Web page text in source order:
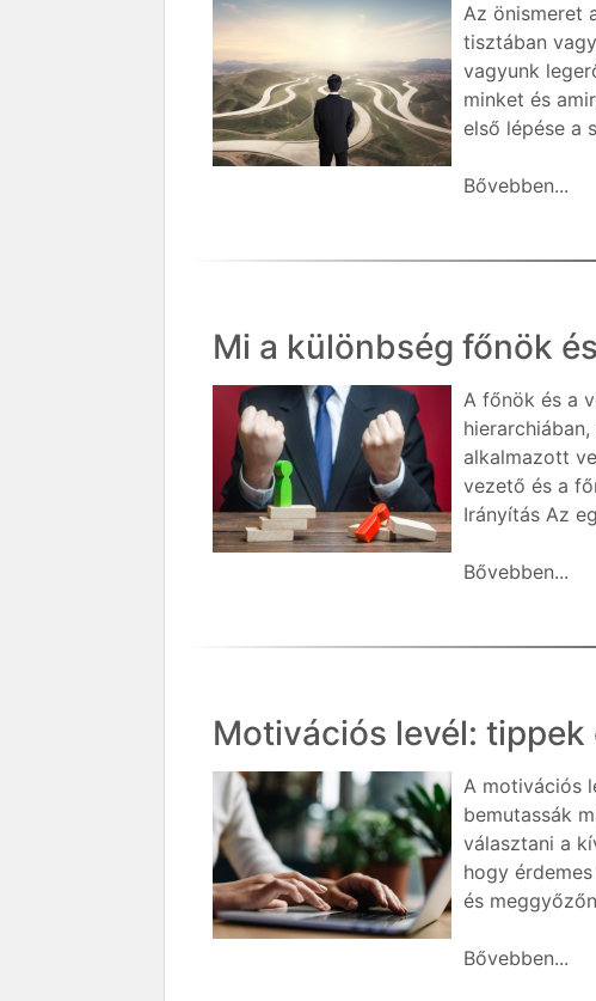
Az önismeret
tisztában
vagyunk
minket és
első lépése a
Bővebben...
Mi a különbség főnök
A főnök és a
alkalmazott
vezető és a
Irányítás Az
Bővebben...
Motivációs levél:
A motivációs
bemutassák
választani a
hogy
és
Bővebben...